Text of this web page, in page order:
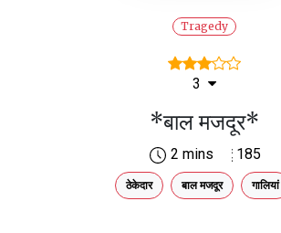
Tragedy
3
*बाल मजदूर*
2 mins 185
ठेकेदार बाल मजदूर गालियां